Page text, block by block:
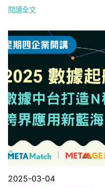
閱讀全文
2025-03-04